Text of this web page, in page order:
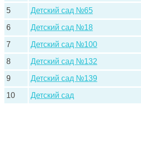
5 Детский сад №65
6 Детский сад №18
7 Детский сад №100
8 Детский сад №132
9 Детский сад №139
10 Детский сад